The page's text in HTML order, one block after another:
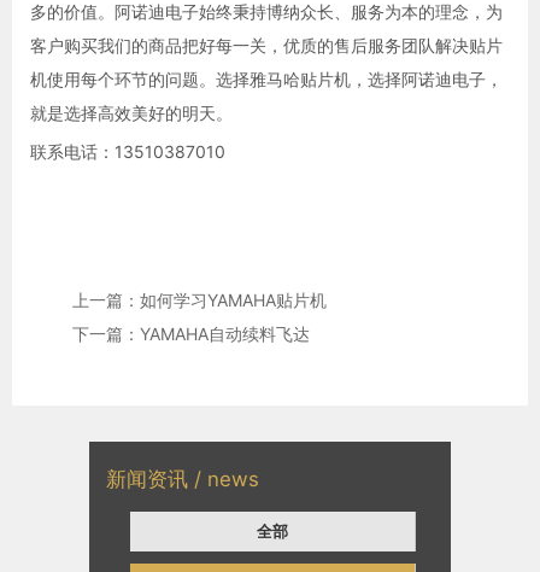
新闻资讯 / news
全部
多的价值。阿诺迪电子始终秉持博纳众长、服务为本的理念，为
客户购买我们的商品把好每一关，优质的售后服务团队解决贴片
机使用每个环节的问题。选择雅马哈贴片机，选择阿诺迪电子，
就是选择高效美好的明天。
联系电话：13510387010
上一篇：如何学习YAMAHA贴片机
下一篇：YAMAHA自动续料飞达